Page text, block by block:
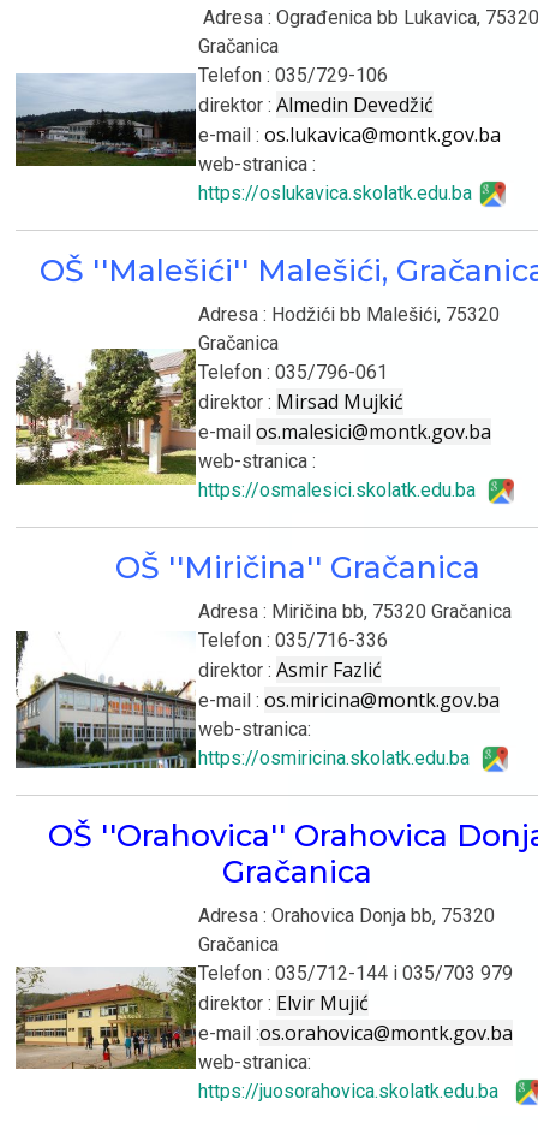
Adresa : Ograđenica bb Lukavica, 75320
Gračanica
Telefon : 035/729-106
direktor : Almedin Devedžić
e-mail : os.lukavica@montk.gov.ba
web-stranica :
https://oslukavica.skolatk.edu.ba
OŠ ''Malešići'' Malešići,
Adresa : Hodžići bb Malešići, 75320
Gračanica
Telefon : 035/796-061
direktor : Mirsad Mujkić
e-mail os.malesici@montk.gov.ba
web-stranica :
https://osmalesici.skolatk.edu.ba
OŠ ''Miričina'' Gračanica
Adresa : Miričina bb, 75320 Gračanica
Telefon : 035/716-336
direktor : Asmir Fazlić
e-mail : os.miricina@montk.gov.ba
web-stranica:
https://osmiricina.skolatk.edu.ba
OŠ ''Orahovica'' Orahovica
Gračanica
Adresa : Orahovica Donja bb, 75320
Gračanica
Telefon : 035/712-144 i 035/703 979
direktor : Elvir Mujić
e-mail :os.orahovica@montk.gov.ba
web-stranica:
https://juosorahovica.skolatk.edu.ba